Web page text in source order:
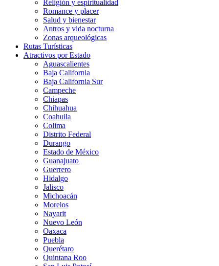
Religión y espiritualidad
Romance y placer
Salud y bienestar
Antros y vida nocturna
Zonas arqueológicas
Rutas Turísticas
Atractivos por Estado
Aguascalientes
Baja California
Baja California Sur
Campeche
Chiapas
Chihuahua
Coahuila
Colima
Distrito Federal
Durango
Estado de México
Guanajuato
Guerrero
Hidalgo
Jalisco
Michoacán
Morelos
Nayarit
Nuevo León
Oaxaca
Puebla
Querétaro
Quintana Roo